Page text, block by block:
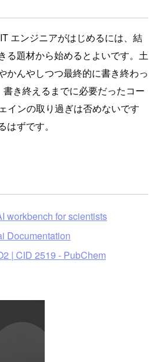
エンジニアがはじめるには、結
る題材から始めるとよいです。土
かんやしつつ最終的に書き終わっ
き終えるまでに必要だったコー
インの取り過ぎは否めないです
ずです。
workbench for scientists
Documentation
| CID 2519 - PubChem